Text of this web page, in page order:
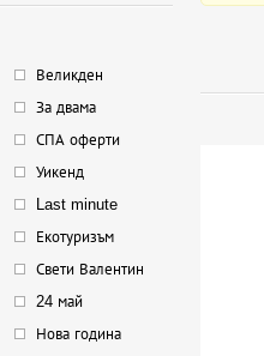
Великден
За двама
СПА оферти
Уикенд
Last minute
Екотуризъм
Свети Валентин
24 май
Нова година